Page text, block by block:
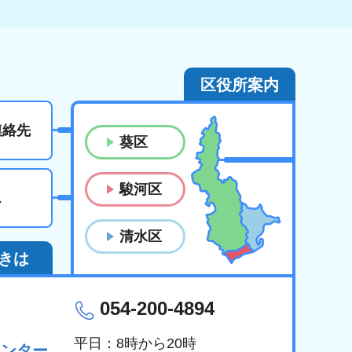
先
区役所案内
葵区
駿河区
清水区
は
054-200-4894
平日：8時から20時